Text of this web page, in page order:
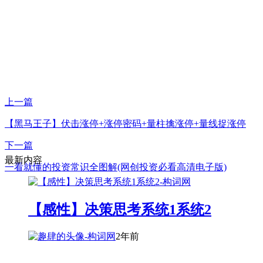
上一篇
【黑马王子】伏击涨停+涨停密码+量柱擒涨停+量线捉涨停
下一篇
一看就懂的投资常识全图解(网创投资必看高清电子版)
最新内容
【感性】决策思考系统1系统2
2年前